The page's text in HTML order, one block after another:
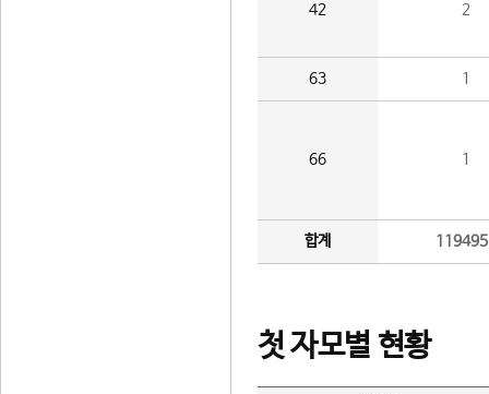
42 2
63 1
66 1
합계
첫 자모별 현황